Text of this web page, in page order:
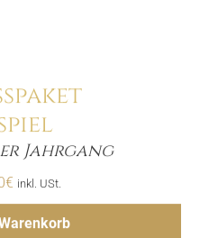
Jahrgang
€Aktueller
Preis
ist:
inkl. USt.